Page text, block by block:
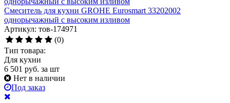
Смеситель для кухни GROHE Eurosmart 33202002
однорычажный с высоким изливом
Артикул: тов-174971
(0)
Тип товара:
Для кухни
6 501 руб. за шт
Нет в наличии
Под заказ